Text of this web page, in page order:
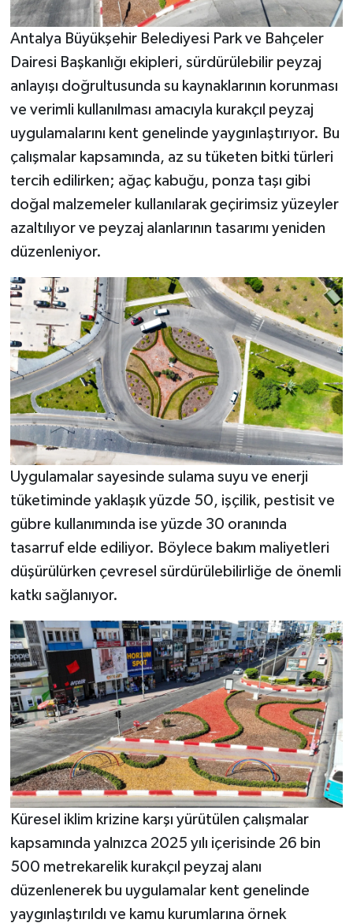
Antalya Büyükşehir Belediyesi Park ve Bahçeler
Dairesi Başkanlığı ekipleri, sürdürülebilir peyzaj
anlayışı doğrultusunda su kaynaklarının korunması
ve verimli kullanılması amacıyla kurakçıl peyzaj
uygulamalarını kent genelinde yaygınlaştırıyor. Bu
çalışmalar kapsamında, az su tüketen bitki türleri
tercih edilirken; ağaç kabuğu, ponza taşı gibi
doğal malzemeler kullanılarak geçirimsiz yüzeyler
azaltılıyor ve peyzaj alanlarının tasarımı yeniden
düzenleniyor.
Uygulamalar sayesinde sulama suyu ve enerji
tüketiminde yaklaşık yüzde 50, işçilik, pestisit ve
gübre kullanımında ise yüzde 30 oranında
tasarruf elde ediliyor. Böylece bakım maliyetleri
düşürülürken çevresel sürdürülebilirliğe de önemli
katkı sağlanıyor.
Küresel iklim krizine karşı yürütülen çalışmalar
kapsamında yalnızca 2025 yılı içerisinde 26 bin
500 metrekarelik kurakçıl peyzaj alanı
düzenlenerek bu uygulamalar kent genelinde
yaygınlaştırıldı ve kamu kurumlarına örnek